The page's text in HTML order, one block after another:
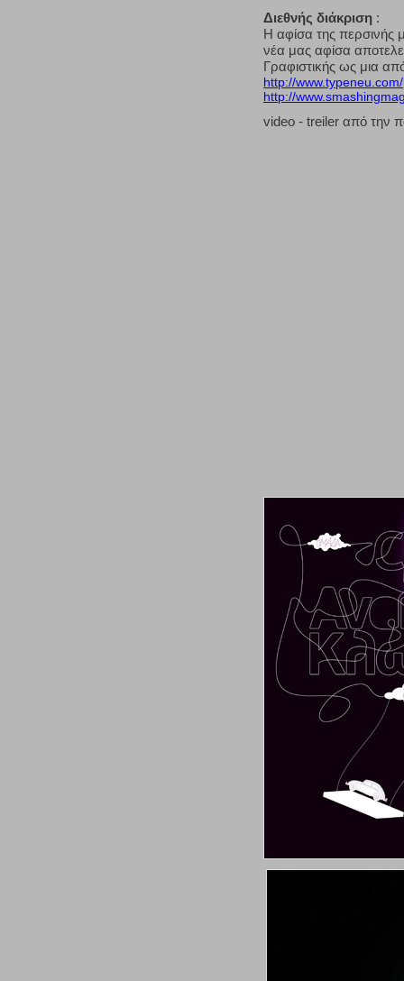
Διεθνής διάκριση :
Η αφίσα της περσινής
νέα μας αφίσα αποτελεί
Γραφιστικής ως μια
http://
http://
video - treiler από την